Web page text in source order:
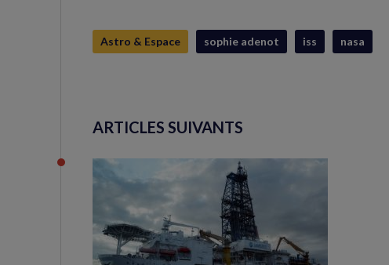
Astro & Espace sophie adenot iss nasa
ARTICLES SUIVANTS